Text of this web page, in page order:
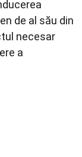
de al său din
necesar
a